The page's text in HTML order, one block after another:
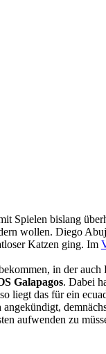
Spielen bislang
wollen. Diego
Katzen ging. Im
in der auch
Galapagos. Dabei
liegt das für ein
aufwenden zu